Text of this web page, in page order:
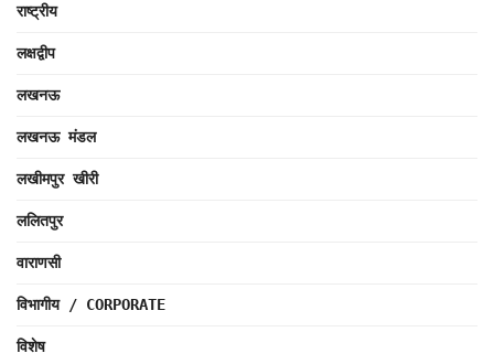
राष्ट्रीय
लक्षद्वीप
लखनऊ
लखनऊ मंडल
लखीमपुर खीरी
ललितपुर
वाराणसी
विभागीय / CORPORATE
विशेष